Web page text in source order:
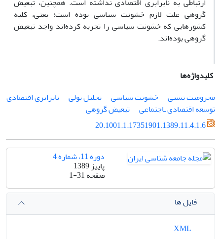
گروهى علتِ لازم خشونت سیاسى بوده است؛ یعنى، کلیه
کشورهایى که خشونت سیاسى را تجربه کرده‌اند واجد تبعیض
گروهى بوده‌اند.
کلیدواژه‌ها
محرومیت نسبى
خشونت سیاسى تحلیل بولى
نابرابرى اقتصادى
توسعه اقتصادى ـاجتماعى
تبعیض گروهى
20.1001.1.17351901.1389.11.4.1.6
دوره 11، شماره 4
پاییز 1389
صفحه1-31
فایل ها